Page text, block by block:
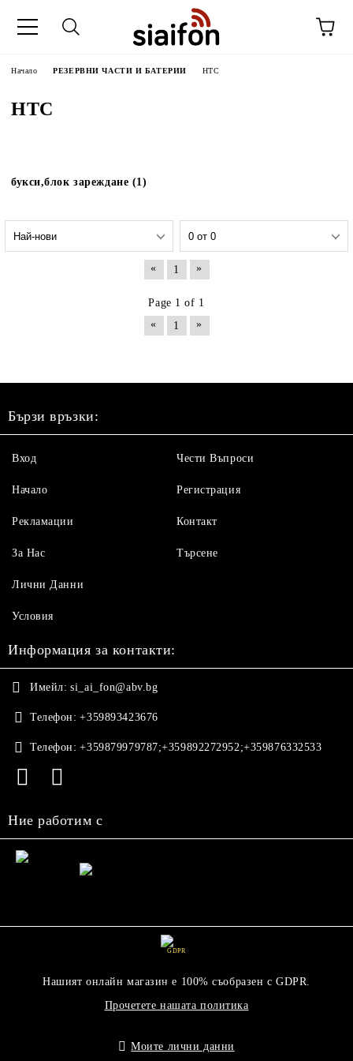
Начало РЕЗЕРВНИ ЧАСТИ И БАТЕРИИ HTC
HTC
букси,блок зареждане (1)
« 1 »
Page 1 of 1
«
1 »
Бързи връзки:
Вход
Начало
Рекламации
За Нас
Чести Въпроси
Регистрация
Контакт
Търсене
Лични Данни
Условия
Информация за контакти:
Имейл: si_ai_fon@abv.bg
Телефон: +359893423676
Телефон: +359879979787;+359892272952;+359876332533
Ние работим с
GDPR
Нашият онлайн магазин е 100% съобразен с GDPR.
Прочетете нашата политика
Моите лични данни